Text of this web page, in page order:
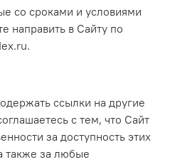
со сроками и условиями
направить в Сайту по
ссылки на другие
с тем, что Сайт
за доступность этих
также за любые